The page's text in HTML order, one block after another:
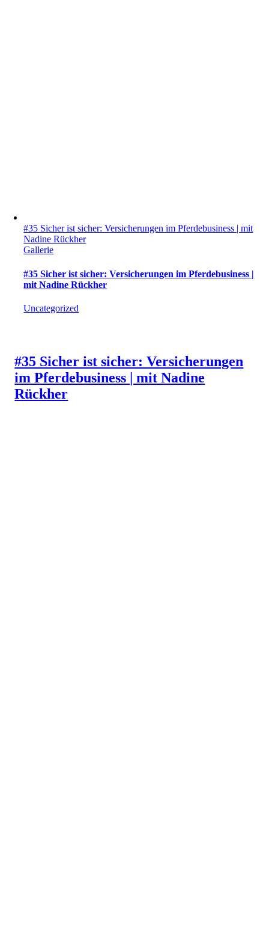
#35 Sicher ist sicher: Versicherungen im Pferdebusiness | mit
Nadine Rückher
Gallerie
#35 Sicher ist sicher: Versicherungen im Pferdebusiness |
mit Nadine Rückher
Uncategorized
#35 Sicher ist sicher: Versicherungen
im Pferdebusiness | mit Nadine
Rückher